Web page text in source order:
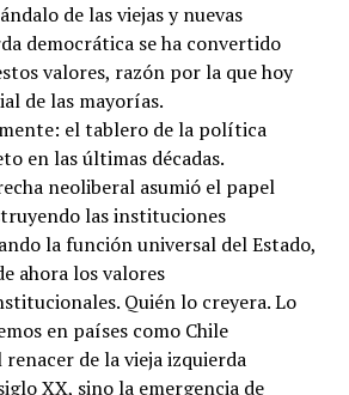
de las viejas y nuevas
democrática se ha convertido
valores, razón por la que hoy
de las mayorías.
el tablero de la política
en las últimas décadas.
neoliberal asumió el papel
las instituciones
la función universal del Estado,
ahora los valores
Quién lo creyera. Lo
en países como Chile
de la vieja izquierda
XX, sino la emergencia de